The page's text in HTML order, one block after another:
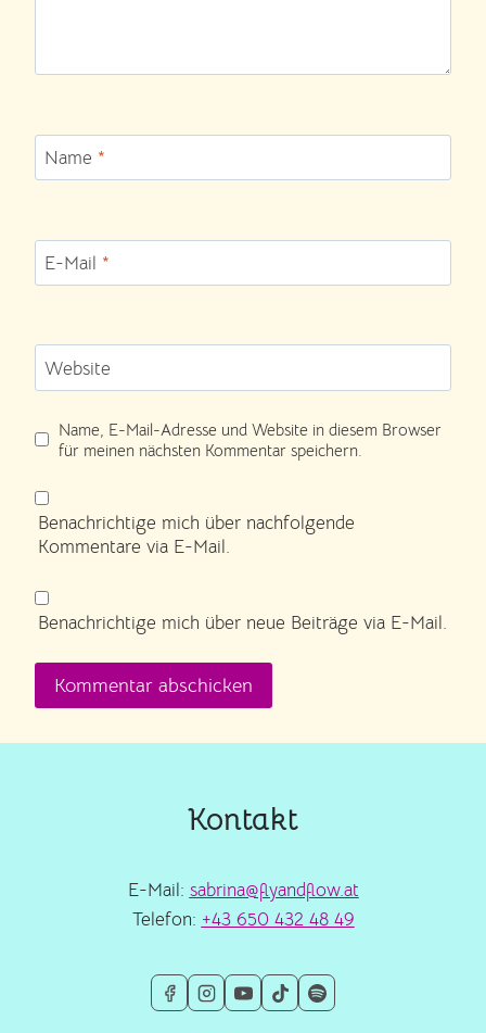
Name *
E-Mail *
Website
Name, E-Mail-Adresse und Website in diesem Browser
für meinen nächsten Kommentar speichern.
Benachrichtige mich über nachfolgende
Kommentare via E-Mail.
Benachrichtige mich über neue Beiträge via E-Mail.
Kontakt
E-Mail: sabrina@flyandflow.at
Telefon: +43 650 432 48 49